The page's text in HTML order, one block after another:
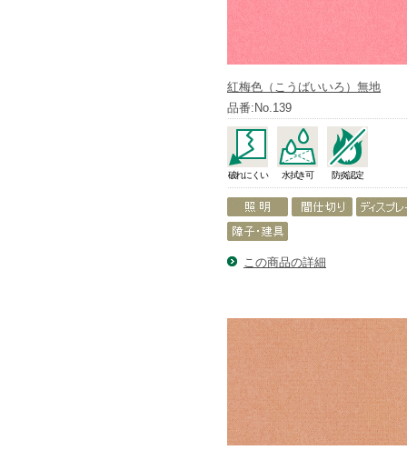
紅梅色（こうばいいろ）無地
品番:No.139
破れにくい 水拭き可 防炎認定
この商品の詳細